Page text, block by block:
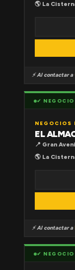
🌎 La
⚡ Al contactar a
✔
NEGOCIOS
EL
📍 Gran
🌎 La
⚡ Al contactar a
✔